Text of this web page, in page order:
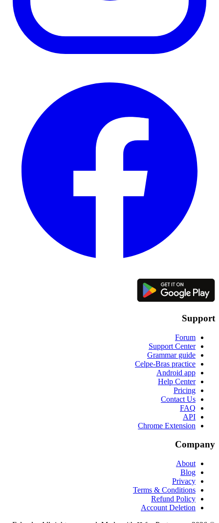
Support
Forum
Support Center
Grammar guide
Celpe-Bras practice
Android app
Help Center
Pricing
Contact Us
FAQ
API
Chrome Extension
Company
About
Blog
Privacy
Terms & Conditions
Refund Policy
Account Deletion